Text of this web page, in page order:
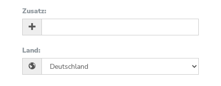
Zusatz:
Land: